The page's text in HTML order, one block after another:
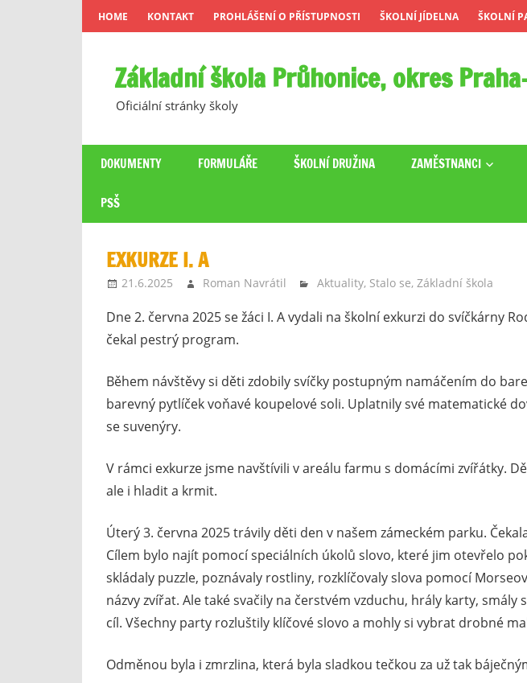
Skip
to
HOME KONTAKT PROHLÁŠENÍ O PŘÍSTUPNOSTI ŠKOLNÍ JÍDELNA ŠKOLNÍ
Základní škola Průhonice, okres
Oficiální stránky školy
DOKUMENTY FORMULÁŘE ŠKOLNÍ DRUŽINA ZAMĚSTNANCI
PSŠ
EXKURZE I. A
21.6.2025 Roman Navrátil Aktuality, Stalo se, Základní škola
Dne 2. června 2025 se žáci I. A vydali na školní exkurzi do svíčkárny
čekal pestrý program.
Během návštěvy si děti zdobily svíčky postupným namáčením do
barevný pytlíček voňavé koupelové soli. Uplatnily své matematické
se suvenýry.
V rámci exkurze jsme navštívili v areálu farmu s domácími zvířátky.
ale i hladit a krmit.
Úterý 3. června 2025 trávily děti den v našem zámeckém parku.
Cílem bylo najít pomocí speciálních úkolů slovo, které jim otevřelo
skládaly puzzle, poznávaly rostliny, rozklíčovaly slova pomocí
názvy zvířat. Ale také svačily na čerstvém vzduchu, hrály karty, smály
cíl. Všechny party rozluštily klíčové slovo a mohly si vybrat drobné
Odměnou byla i zmrzlina, která byla sladkou tečkou za už tak